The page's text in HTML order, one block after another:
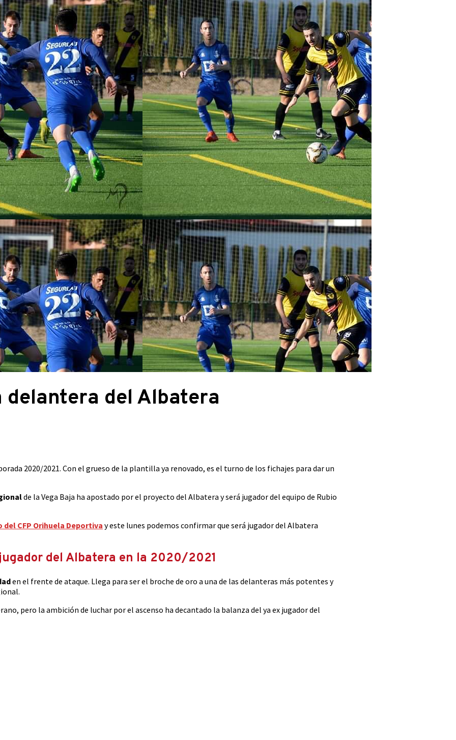
delantera del Albatera
2020/2021. Con el grueso de la plantilla ya renovado, es el turno de los fichajes para dar un
de la Vega Baja ha apostado por el proyecto del Albatera y será jugador del equipo de Rubio
del CFP Orihuela Deportiva y este lunes podemos confirmar que será jugador del Albatera
del Albatera en la 2020/2021
en el frente de ataque. Llega para ser el broche de oro a una de las delanteras más potentes y
pero la ambición de luchar por el ascenso ha decantado la balanza del ya ex jugador del